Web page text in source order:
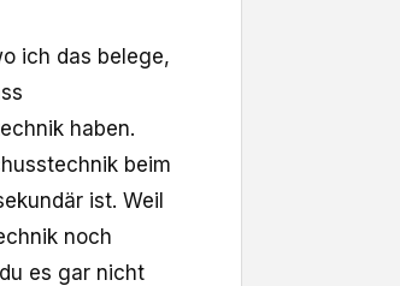
ich das belege,
haben.
beim
ist. Weil
noch
es gar nicht